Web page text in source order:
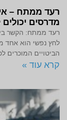
רעד ממתח –
מדרסים יכולים
רעד ממתח: הקשר בין
לחץ נפשי הוא אחד
הביטויים המוכרים
קרא עוד »